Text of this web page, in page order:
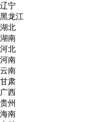
辽宁
黑龙江
湖北
湖南
河北
河南
云南
甘肃
广西
贵州
海南